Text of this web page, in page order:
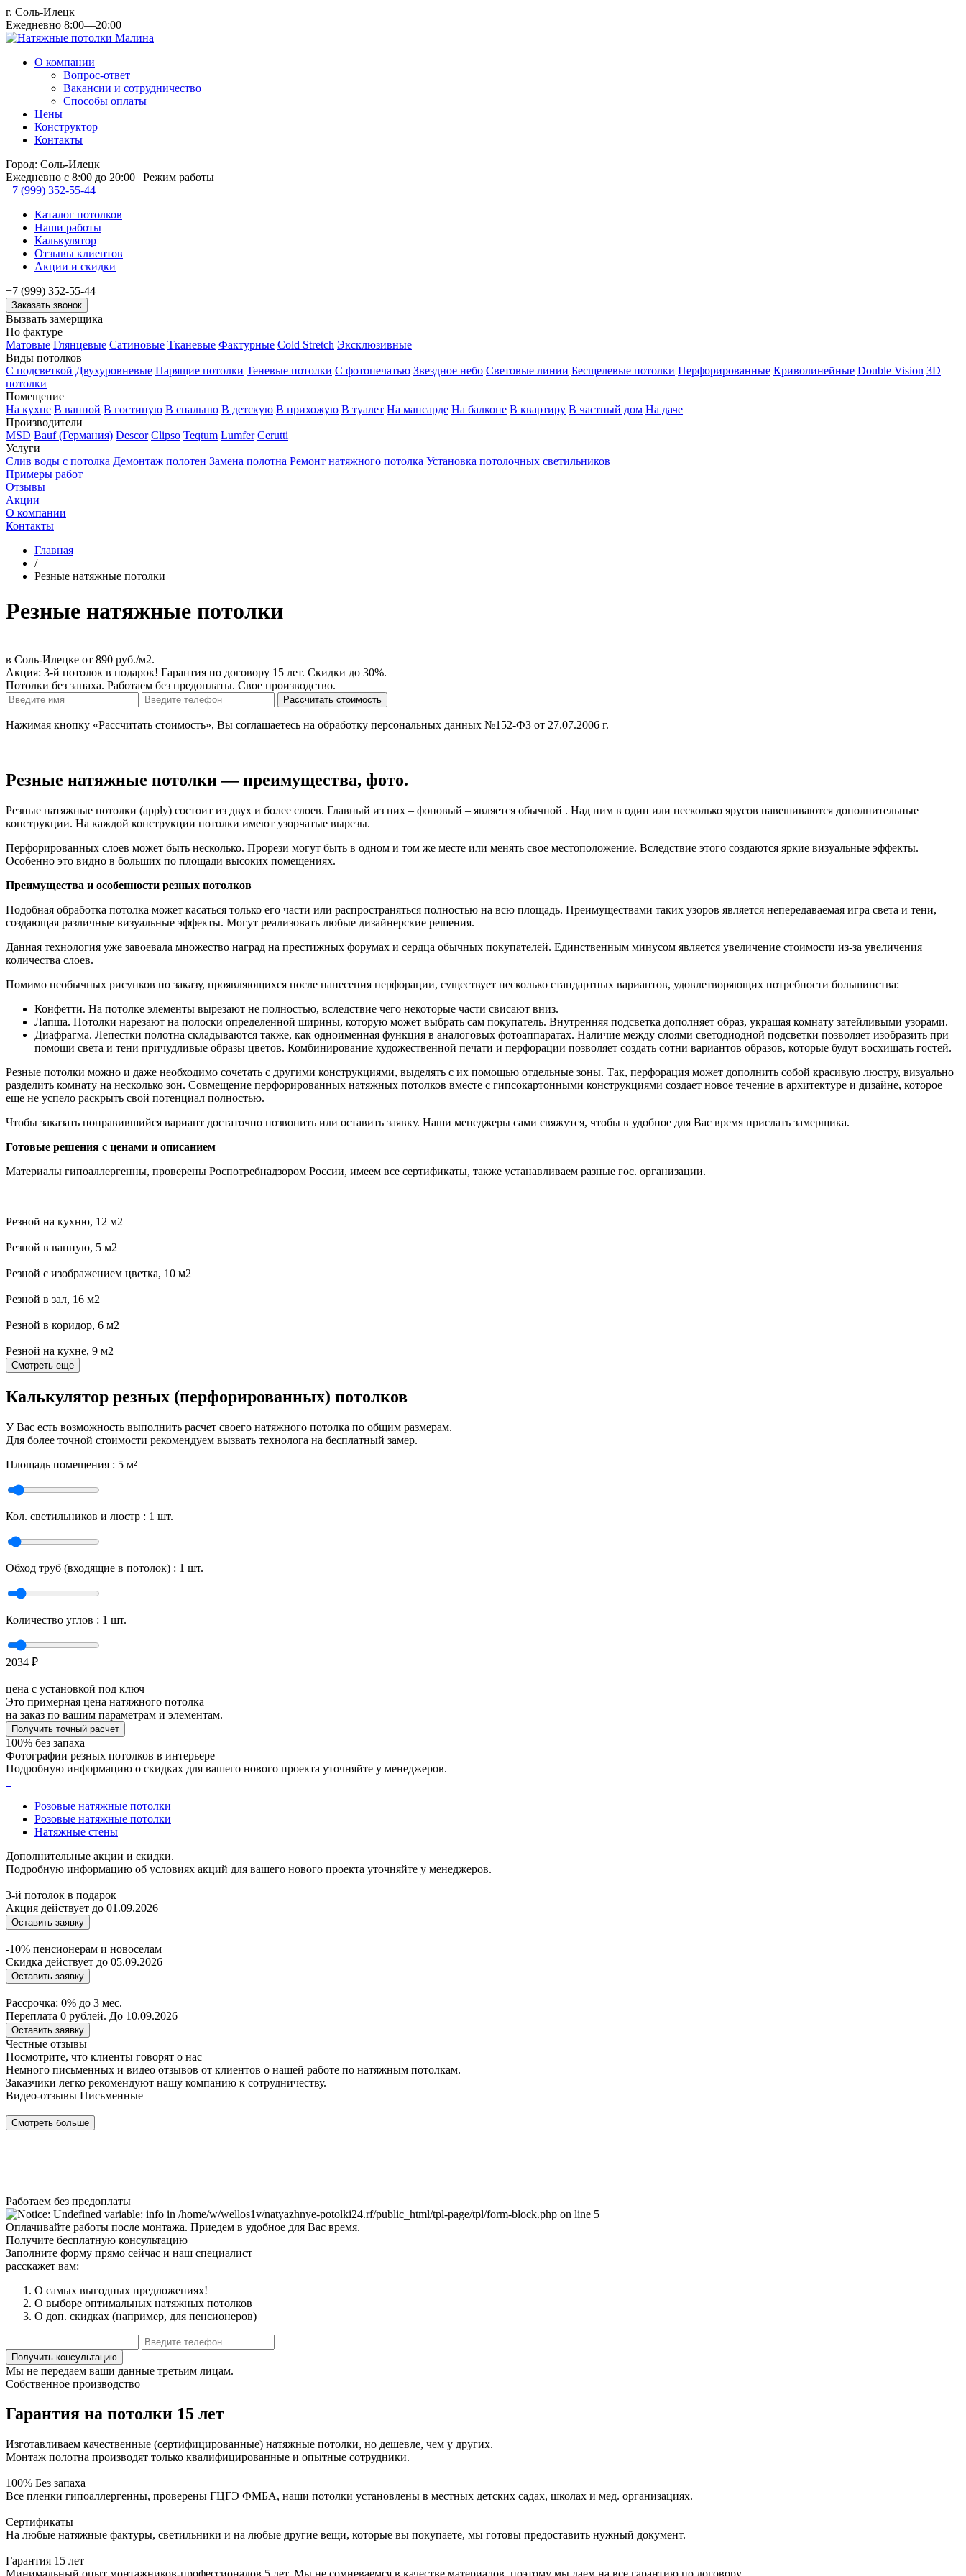
г. Соль-Илецк
Ежедневно 8:00—20:00
О компании
Вопрос-ответ
Вакансии и сотрудничество
Способы оплаты
Цены
Конструктор
Контакты
Город: Соль-Илецк
Ежедневно с 8:00 до 20:00 | Режим работы
+7 (999) 352-55-44
Каталог потолков
Наши работы
Калькулятор
Отзывы клиентов
Акции и скидки
+7 (999) 352-55-44
Заказать звонок
Вызвать замерщика
По фактуре
Матовые Глянцевые Сатиновые Тканевые Фактурные Cold Stretch Эксклюзивные
Виды потолков
С подсветкой Двухуровневые Парящие потолки Теневые потолки С фотопечатью Звездное небо Световые линии Бесщелевые потолки Перфорированные Криволинейные Double Vision 3D
потолки
Помещение
На кухне В ванной В гостиную В спальню В детскую В прихожую В туалет На мансарде На балконе В квартиру В частный дом На даче
Производители
MSD Bauf (Германия) Descor Clipso Teqtum Lumfer Cerutti
Услуги
Слив воды с потолка Демонтаж полотен Замена полотна Ремонт натяжного потолка Установка потолочных светильников
Примеры работ
Отзывы
Акции
О компании
Контакты
Главная
/
Резные натяжные потолки
Резные натяжные потолки
в Соль-Илецке от 890 руб./м2.
Акция: 3-й потолок в подарок! Гарантия по договору 15 лет. Скидки до 30%.
Потолки без запаха. Работаем без предоплаты. Свое производство.
Нажимая кнопку «Рассчитать стоимость», Вы соглашаетесь на обработку персональных данных №152-ФЗ от 27.07.2006 г.
Резные натяжные потолки — преимущества, фото.
Резные натяжные потолки (apply) состоит из двух и более слоев. Главный из них – фоновый – является обычной . Над ним в один или несколько ярусов навешиваются дополнительные
конструкции. На каждой конструкции потолки имеют узорчатые вырезы.
Перфорированных слоев может быть несколько. Прорези могут быть в одном и том же месте или менять свое местоположение. Вследствие этого создаются яркие визуальные эффекты.
Особенно это видно в больших по площади высоких помещениях.
Преимущества и особенности резных потолков
Подобная обработка потолка может касаться только его части или распространяться полностью на всю площадь. Преимуществами таких узоров является непередаваемая игра света и тени,
создающая различные визуальные эффекты. Могут реализовать любые дизайнерские решения.
Данная технология уже завоевала множество наград на престижных форумах и сердца обычных покупателей. Единственным минусом является увеличение стоимости из-за увеличения
количества слоев.
Помимо необычных рисунков по заказу, проявляющихся после нанесения перфорации, существует несколько стандартных вариантов, удовлетворяющих потребности большинства:
Конфетти. На потолке элементы вырезают не полностью, вследствие чего некоторые части свисают вниз.
Лапша. Потолки нарезают на полоски определенной ширины, которую может выбрать сам покупатель. Внутренняя подсветка дополняет образ, украшая комнату затейливыми узорами.
Диафрагма. Лепестки полотна складываются также, как одноименная функция в аналоговых фотоаппаратах. Наличие между слоями светодиодной подсветки позволяет изобразить при
помощи света и тени причудливые образы цветов. Комбинирование художественной печати и перфорации позволяет создать сотни вариантов образов, которые будут восхищать гостей.
Резные потолки можно и даже необходимо сочетать с другими конструкциями, выделять с их помощью отдельные зоны. Так, перфорация может дополнить собой красивую люстру, визуально
разделить комнату на несколько зон. Совмещение перфорированных натяжных потолков вместе с гипсокартонными конструкциями создает новое течение в архитектуре и дизайне, которое
еще не успело раскрыть свой потенциал полностью.
Чтобы заказать понравившийся вариант достаточно позвонить или оставить заявку. Наши менеджеры сами свяжутся, чтобы в удобное для Вас время прислать замерщика.
Готовые решения с ценами и описанием
Материалы гипоаллергенны, проверены Роспотребнадзором России, имеем все сертификаты, также устанавливаем разные гос. организации.
Резной на кухню, 12 м2
Резной в ванную, 5 м2
Резной с изображением цветка, 10 м2
Резной в зал, 16 м2
Резной в коридор, 6 м2
Резной на кухне, 9 м2
Смотреть еще
Калькулятор резных (перфорированных) потолков
У Вас есть возможность выполнить расчет своего натяжного потолка по общим размерам.
Для более точной стоимости рекомендуем вызвать технолога на бесплатный замер.
Площадь помещения : 5 м²
Кол. светильников и люстр : 1 шт.
Обход труб (входящие в потолок) : 1 шт.
Количество углов : 1 шт.
2034 ₽
цена с установкой под ключ
Это примерная цена натяжного потолка
на заказ по вашим параметрам и элементам.
Получить точный расчет
100% без запаха
Фотографии резных потолков в интерьере
Подробную информацию о скидках для вашего нового проекта уточняйте у менеджеров.
Розовые натяжные потолки
Розовые натяжные потолки
Натяжные стены
Дополнительные акции и скидки.
Подробную информацию об условиях акций для вашего нового проекта уточняйте у менеджеров.
3-й потолок в подарок
Акция действует до 01.09.2026
Оставить заявку
-10% пенсионерам и новоселам
Скидка действует до 05.09.2026
Оставить заявку
Рассрочка: 0% до 3 мес.
Переплата 0 рублей. До 10.09.2026
Оставить заявку
Честные отзывы
Посмотрите, что клиенты говорят о нас
Немного письменных и видео отзывов от клиентов о нашей работе по натяжным потолкам.
Заказчики легко рекомендуют нашу компанию к сотрудничеству.
Видео-отзывы Письменные
Смотреть больше
Работаем без предоплаты
Оплачивайте работы после монтажа. Приедем в удобное для Вас время.
Получите бесплатную консультацию
Заполните форму прямо сейчас и наш специалист
расскажет вам:
О самых выгодных предложениях!
О выборе оптимальных натяжных потолков
О доп. скидках (например, для пенсионеров)
Мы не передаем ваши данные третьим лицам.
Собственное производство
Гарантия на потолки 15 лет
Изготавливаем качественные (сертифицированные) натяжные потолки, но дешевле, чем у других.
Монтаж полотна производят только квалифицированные и опытные сотрудники.
100% Без запаха
Все пленки гипоаллергенны, проверены ГЦГЭ ФМБА, наши потолки установлены в местных детских садах, школах и мед. организациях.
Сертификаты
На любые натяжные фактуры, светильники и на любые другие вещи, которые вы покупаете, мы готовы предоставить нужный документ.
Гарантия 15 лет